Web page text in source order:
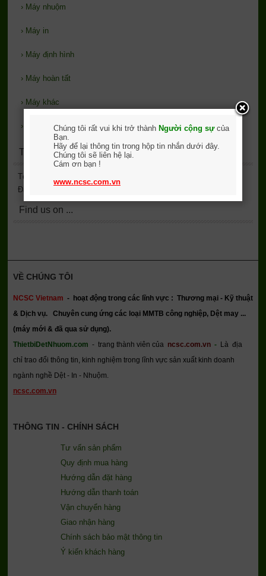
› Máy nhuộm
› Máy in
› Máy định hình
› Máy hoàn tất
› Máy khác
›
Thống kê lượt xem
Tổng truy cập
Đang online
Find us on ...
VỀ CHÚNG TÔI
NCSC Vietnam - hoạt động trong các lĩnh vực : Thương mại - Kỹ thuật
& Dịch vụ. Chuyên cung ứng các loại MMTB công nghiệp, Dệt may ...
(máy mới & đã qua sử dụng).
ThietbiDetNhuom.com - trang thành viên của ncsc.com.vn- Là địa
chỉ trao đổi thông tin, kinh nghiệm trong lĩnh vực sản xuất kinh doanh
ngành nghề Dệt - In - Nhuộm.
ncsc.com.vn
THÔNG TIN - CHÍNH SÁCH
Tư vấn sản phẩm
Quy định mua hàng
Hướng dẫn đặt hàng
Hướng dẫn thanh toán
Vận chuyển hàng
Giao nhận hàng
Chính sách bảo mật thông tin
Ý kiến khách hàng
Chúng tôi rất vui khi trở thành Người cộng sựcủa
Bạn.
Hãy để lại thông tin trong hộp tin nhắn dưới đây.
Chúng tôi sẽ liên hệ lại.
Cám ơn bạn !
www.ncsc.com.vn